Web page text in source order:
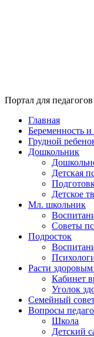
Портал для
Главная
Беременность
Грудной
Дошкольник
Детская
Детское
Мл. школьник
Советы
Подросток
Расти
Кабинет
Уголок
Семейный
Вопросы
Школа
Детский